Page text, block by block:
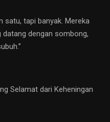
satu, tapi banyak. Mereka
dengan sombong,
Selamat dari Keheningan